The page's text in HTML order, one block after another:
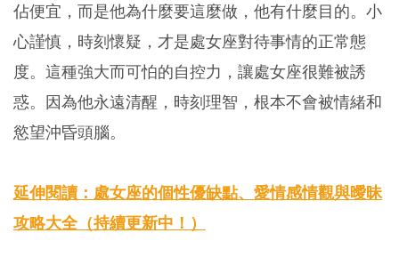
佔便宜，而是他為什麼要這麼做，他有什麼目的。小
心謹慎，時刻懷疑，才是處女座對待事情的正常態
度。這種強大而可怕的自控力，讓處女座很難被誘
惑。因為他永遠清醒，時刻理智，根本不會被情緒和
慾望沖昏頭腦。
延伸閱讀：處女座的個性優缺點、愛情感情觀與曖昧
攻略大全（持續更新中！）